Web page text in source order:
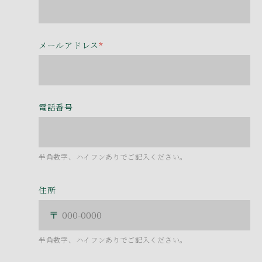
メールアドレス*
電話番号
半角数字、ハイフンありでご記入ください。
住所
半角数字、ハイフンありでご記入ください。